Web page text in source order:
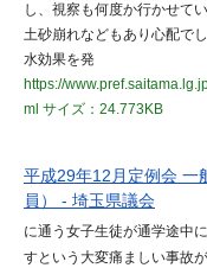
し、視察も何度か行かせて
土砂崩れなどもあり心配で
水効果を発
https://
ml サイズ：24.773KB
平成29年12月定例会 一
員） - 埼玉県議会
に通う女子生徒が通学途中
すという大変痛ましい事故が